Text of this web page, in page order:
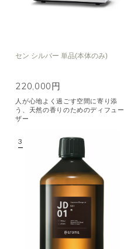
セン シルバー 単品(本体のみ)
220,000円
人が心地よく過ごす空間に寄り添
う、天然の香りのためのディフュー
ザー